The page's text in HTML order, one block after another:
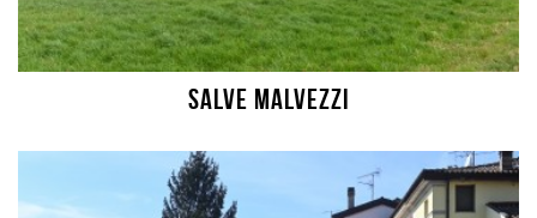
Salve Malvezzi